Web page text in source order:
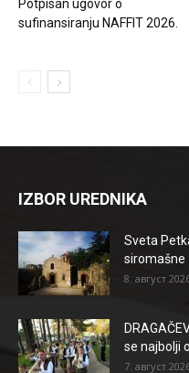
Potpisan ugovor o
sufinansiranju NAFFIT 2026.
IZBOR UREDNIKA
Sveta
siromašne
8. август
se najbolji
7. август